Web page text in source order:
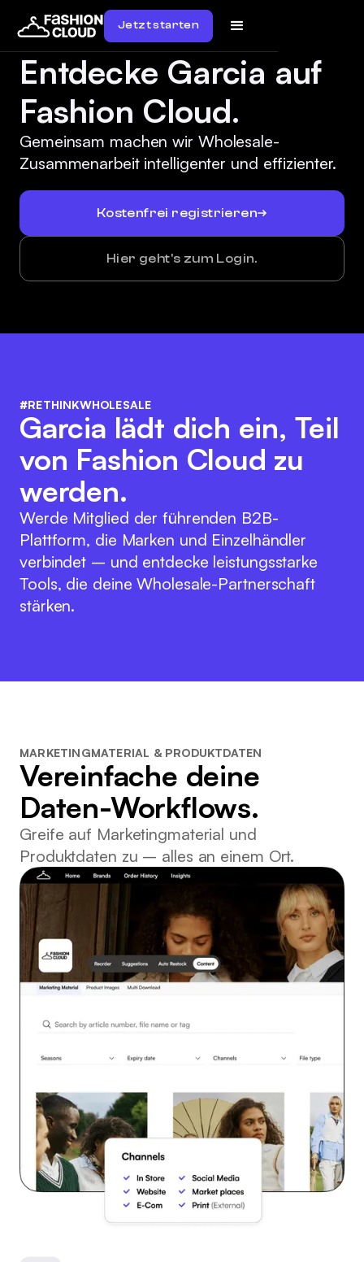
Jetzt starten
Entdecke Garcia auf
Fashion Cloud.
Gemeinsam machen wir Wholesale-
Zusammenarbeit intelligenter und effizienter.
Kostenfrei registrieren
Hier geht's zum Login.
#RETHINKWHOLESALE
Garcia lädt dich ein, Teil
von Fashion Cloud zu
werden.
Werde Mitglied der führenden B2B-
Plattform, die Marken und Einzelhändler
verbindet – und entdecke leistungsstarke
Tools, die deine Wholesale-Partnerschaft
stärken.
MARKETINGMATERIAL & PRODUKTDATEN
Vereinfache deine
Daten-Workflows.
Greife auf Marketingmaterial und
Produktdaten zu – alles an einem Ort.